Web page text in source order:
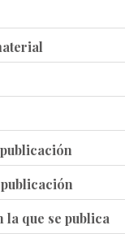
la que se publica